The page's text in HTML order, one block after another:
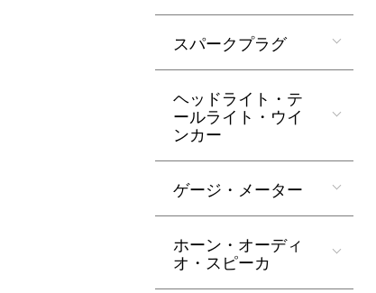
スパークプラグ
ヘッドライト・テ
ールライト・ウイ
ンカー
ゲージ・メーター
ホーン・オーディ
オ・スピーカ